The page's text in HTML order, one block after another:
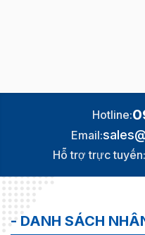
Hotline:
Email:
Hỗ trợ trực tuyến:
- DANH SÁCH